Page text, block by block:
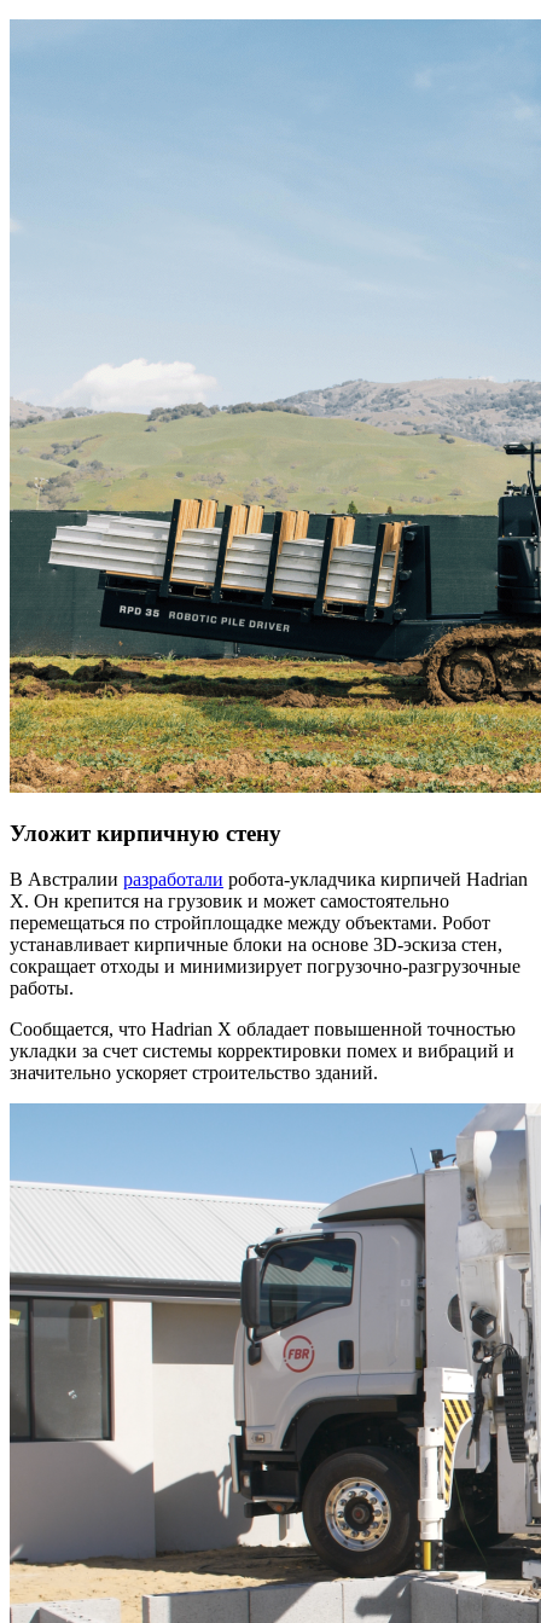
Уложит кирпичную стену
В Австралии разработали робота-укладчика кирпичей Hadrian
X. Он крепится на грузовик и может самостоятельно
перемещаться по стройплощадке между объектами. Робот
устанавливает кирпичные блоки на основе 3D-эскиза стен,
сокращает отходы и минимизирует погрузочно-разгрузочные
работы.
Сообщается, что Hadrian X обладает повышенной точностью
укладки за счет системы корректировки помех и вибраций и
значительно ускоряет строительство зданий.